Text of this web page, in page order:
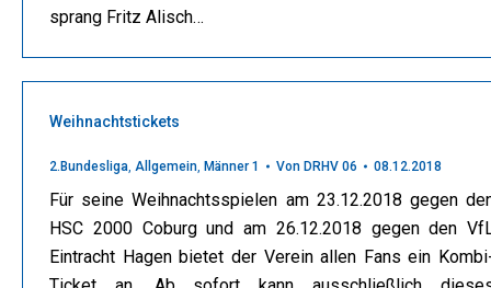
sprang Fritz Alisch…
Weihnachtstickets
2.Bundesliga Allgemein Männer 1 Von DRHV 06 08.12.2018
Für seine Weihnachtsspielen am 23.12.2018 gegen
HSC 2000 Coburg und am 26.12.2018 gegen den
Eintracht Hagen bietet der Verein allen Fans ein